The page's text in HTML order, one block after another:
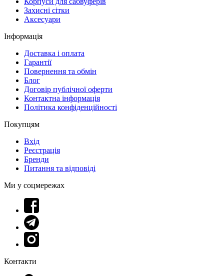
Захисні сітки
Аксесуари
Інформація
Доставка і оплата
Гарантії
Повернення та обмін
Блог
Договір публічної оферти
Контактна інформація
Політика конфіденційності
Покупцям
Вхід
Реєстрація
Бренди
Питання та відповіді
Ми у соцмережах
Контакти